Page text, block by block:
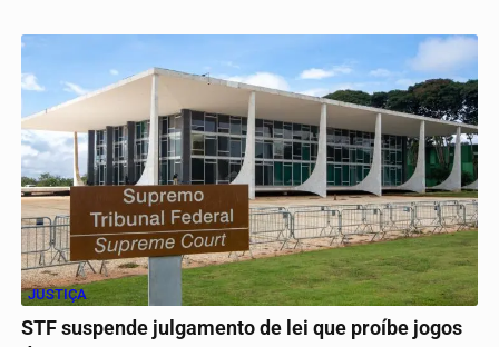
JUSTIÇA
STF suspende julgamento de lei que proíbe jogos